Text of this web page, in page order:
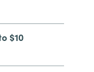
$10